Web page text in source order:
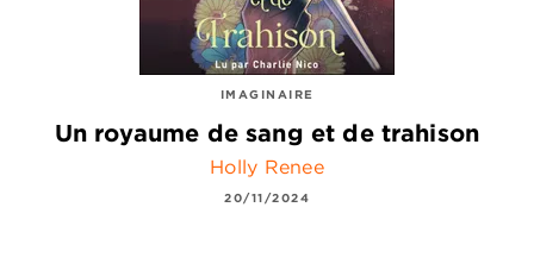
IMAGINAIRE
Un royaume de sang et de trahison
Holly Renee
20/11/2024